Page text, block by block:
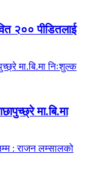
२०० पीडितलाई
मा.बि.मा